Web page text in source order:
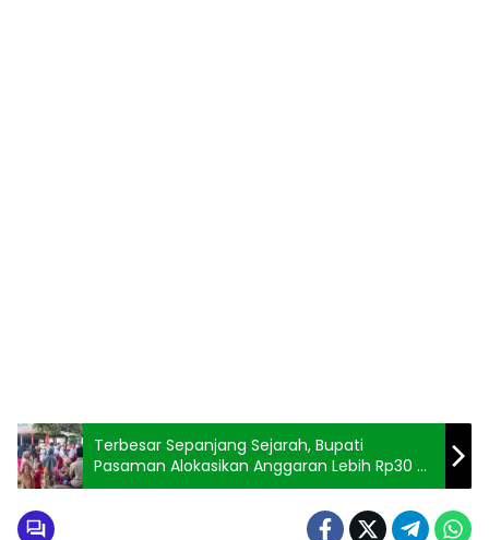
Terbesar Sepanjang Sejarah, Bupati
Pasaman Alokasikan Anggaran Lebih Rp30 M
Pembangunan Mapattunggul